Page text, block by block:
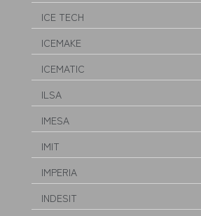
ICE TECH
ICEMAKE
ICEMATIC
ILSA
IMESA
IMIT
IMPERIA
INDESIT